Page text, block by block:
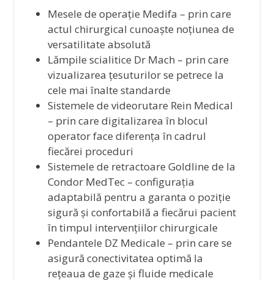
Mesele de operație Medifa – prin care
actul chirurgical cunoaște noțiunea de
versatilitate absolută
Lămpile scialitice Dr Mach – prin care
vizualizarea țesuturilor se petrece la
cele mai înalte standarde
Sistemele de videorutare Rein Medical
– prin care digitalizarea în blocul
operator face diferența în cadrul
fiecărei proceduri
Sistemele de retractoare Goldline de la
Condor MedTec – configurația
adaptabilă pentru a garanta o poziție
sigură și confortabilă a fiecărui pacient
în timpul intervențiilor chirurgicale
Pendantele DZ Medicale – prin care se
asigură conectivitatea optimă la
rețeaua de gaze și fluide medicale